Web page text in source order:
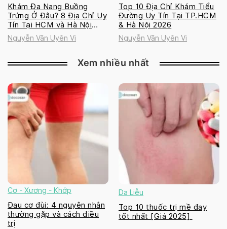
Khám Đa Nang Buồng
Trứng Ở Đâu? 8 Địa Chỉ Uy
Tín Tại HCM và Hà Nội
2026
Nguyễn Văn Uyên Vi
Top 10 Địa Chỉ Khám Tiểu
Đường Uy Tín Tại TP.HCM
& Hà Nội 2026
Nguyễn Văn Uyên Vi
Xem nhiều nhất
Cơ - Xương - Khớp
Đau cơ đùi: 4 nguyên nhân
thường gặp và cách điều
trị
Da Liễu
Top 10 thuốc trị mề đay
tốt nhất [Giá 2025]